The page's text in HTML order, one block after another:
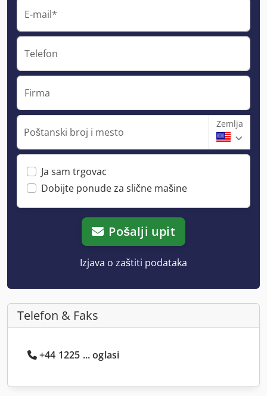
E-mail*
Telefon
Firma
Poštanski broj i mesto
Zemlja
Ja sam trgovac
Dobijte ponude za slične mašine
Pošalji upit
Izjava o zaštiti podataka
Telefon & Faks
+44 1225 ... oglasi